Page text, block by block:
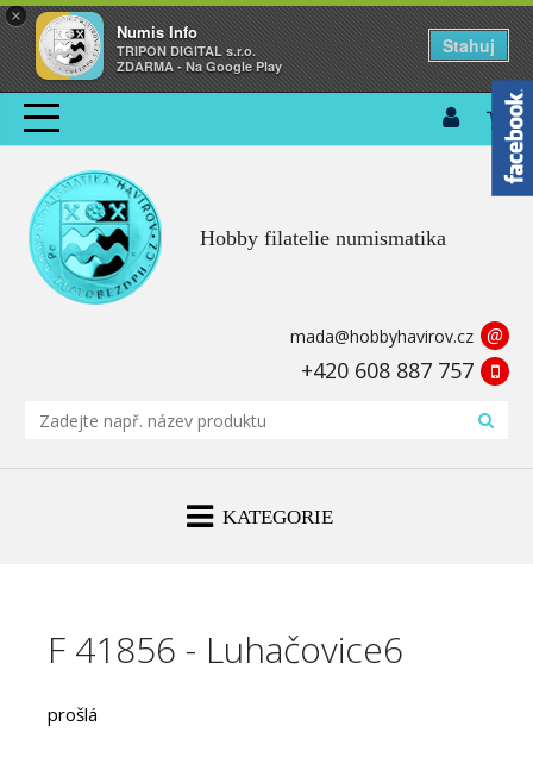
×
Numis Info
TRIPON DIGITAL s.r.o.
ZDARMA - Na Google Play
Stahuj
Hobby filatelie numismatika
mada@hobbyhavirov.cz @
+420 608 887 757
KATEGORIE
F 41856 - Luhačovice6
prošlá